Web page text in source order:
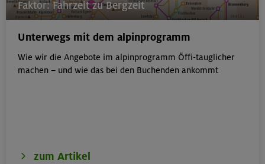
Faktor: Fahrzeit zu Bergzeit
Unterwegs mit dem alpinprogramm
Wie wir die Angebote im alpinprogramm Öffi-tauglicher
machen – und wie das bei den Buchenden ankommt
zum Artikel